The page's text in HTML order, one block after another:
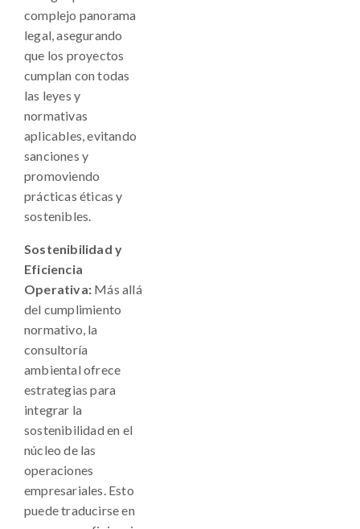
complejo panorama
legal, asegurando
que los proyectos
cumplan con todas
las leyes y
normativas
aplicables, evitando
sanciones y
promoviendo
prácticas éticas y
sostenibles.
Sostenibilidad y
Eficiencia
Operativa: Más allá
del cumplimiento
normativo, la
consultoría
ambiental ofrece
estrategias para
integrar la
sostenibilidad en el
núcleo de las
operaciones
empresariales. Esto
puede traducirse en